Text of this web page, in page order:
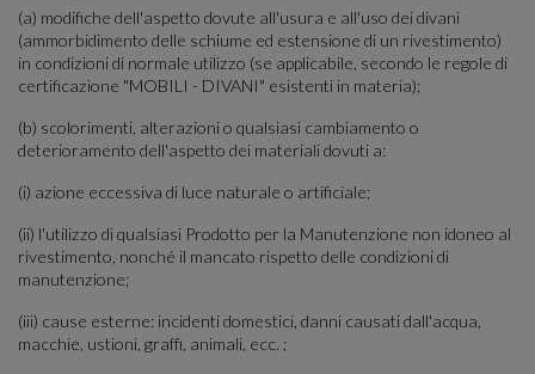
(a) modifiche dell'aspetto dovute all'usura e all'uso dei divani
(ammorbidimento delle schiume ed estensione di un rivestimento)
in condizioni di normale utilizzo (se applicabile, secondo le regole di
certificazione "MOBILI - DIVANI" esistenti in materia);
(b) scolorimenti, alterazioni o qualsiasi cambiamento o
deterioramento dell'aspetto dei materiali dovuti a:
(i) azione eccessiva di luce naturale o artificiale;
(ii) l'utilizzo di qualsiasi Prodotto per la Manutenzione non idoneo al
rivestimento, nonché il mancato rispetto delle condizioni di
manutenzione;
(iii) cause esterne: incidenti domestici, danni causati dall'acqua,
macchie, ustioni, graffi, animali, ecc. ;